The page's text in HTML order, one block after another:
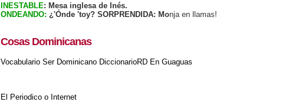
INESTABLE: Mesa inglesa de Inés.
ONDEANDO: ¿'Ónde 'toy? SORPRENDIDA: Monja en llamas!
Cosas Dominicanas
Vocabulario Ser Dominicano DiccionarioRD En Guaguas
El Periodico o Internet